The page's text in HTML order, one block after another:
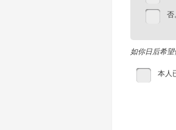
否
如你日后希
本人